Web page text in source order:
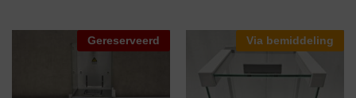
Gereserveerd Via bemiddeling